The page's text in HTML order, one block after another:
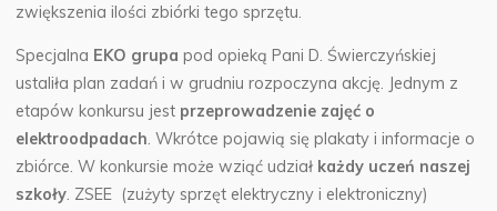
zwiększenia ilości zbiórki tego sprzętu.
Specjalna EKO grupa pod opieką Pani D. Świerczyńskiej
ustaliła plan zadań i w grudniu rozpoczyna akcję. Jednym z
etapów konkursu jest przeprowadzenie zajęć o
elektroodpadach. Wkrótce pojawią się plakaty i informacje o
zbiórce. W konkursie może wziąć udział każdy uczeń naszej
szkoły. ZSEE (zużyty sprzęt elektryczny i elektroniczny)